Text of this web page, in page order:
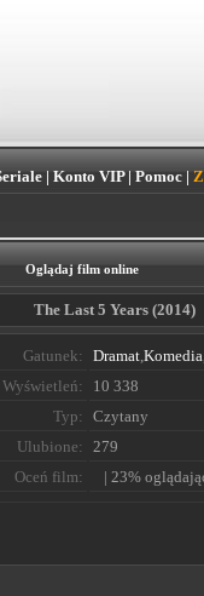
| Konto VIP| Pomoc|
Oglądaj film online
The Last 5 Years (2014)
Gatunek: Dramat,Komedia
Wyświetleń:
10 338
Typ:
Czytany
Ulubione:
279
Oceń film:
| 23%